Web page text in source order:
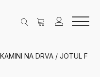
KAMINI NA DRVA / JOTUL F